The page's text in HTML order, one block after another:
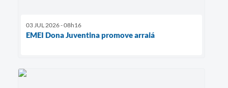
03 JUL 2026 - 08h16
EMEI Dona Juventina promove arraiá